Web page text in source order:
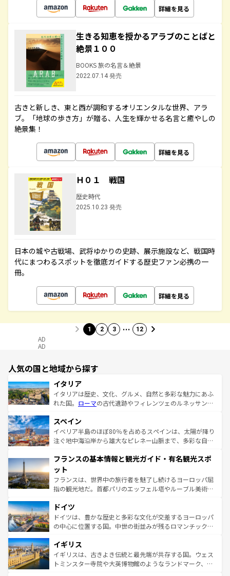
詳細を見る
生きる知恵を授かるアラブのことばと
絶景１００
BOOKS 旅の名言＆絶景
2022.07.14 発売
古きと新しき、東と西が調和するオリエンタルな世界、アラ
ブ。「地球の歩き方」が贈る、人生を輝かせる名言と癒やしの
絶景集！
詳細を見る
Ｈ０１ 戦国
歴史時代
2025.10.23 発売
日本の城や古戦場、武将ゆかりの史跡、展示施設など、戦国時
代にまつわるスポットを徹底ガイドする歴史ファン必携の一
冊。
詳細を見る
1 2 3 … 12
AD
AD
人気の国と地域から探す
イタリア
イタリアは歴史、文化、グルメ、自然と多彩な魅力にあふ
れた国。 ローマの古代遺跡やフィレンツェのルネッサンス
ろん、トスカーナの美しい田園風景やアマルフィ海岸の絶
景など、自然景観も見逃せない。観光の合間には、本場の
ピザやパスタなど、絶品のイタリア料理を堪能することも
ませてくれるイタリアで、忘れられない旅をしてみよう！
なお、新着のイタリア情報は
しい。
スペイン
イベリア半島のほぼ80％を占めるスペインは、太陽が降り
注ぐ地中海沿岸から雄大なピレネー山脈まで、多彩な自然
文化が根付くこの国では、情熱的なフラメンコ、熱気あふ
れる闘牛、そして美味しいタパスが生活の一部となってい
る。首都マドリードの洗練された雰囲気や、バルセロナの
アートに溢れた街角から、地方では古代ローマ遺跡や中世
せる。地方によって風土や気候が異なるスペインはその個
性で訪れる人を魅了する。 なお、新着のスペイン情報は コ
ンテンツ一覧を参照してほしい。
フランスの基本情報と観光ガイド・有名観光スポ
ット
フランスは、世界中の旅行者を魅了し続けるヨーロッパ屈
指の観光地だ。首都パリのエッフェル塔やルーブル美術館
で、幅広い魅力が詰まっている。華麗な宮殿、歴史的な大
聖堂、美しいビーチ、そして豊かな自然が、訪れる者を心
から魅了する。また、フランスは美食の国としても知ら
いる。シャンパンの発祥地であるランス、プロヴァンスの
香り高いラベンダー畑など、多彩な楽しみ方が可能だ。さ
らに、パリ以外の地域にも魅力が溢れており、どの街角に
ドイツ
ドイツは、豊かな歴史と多彩な文化が交差するヨーロッパ
の中心に位置する国。中世の街並みが残るロマンチック街
顔を持つこの国は、どこを歩いても飽きることがない。ベ
ルリンの文化的活気、バイエルン州のアルプスの絶景、そ
してライン川沿いのワイン畑といった風景は必見。ビール
イギリス
イギリスは、古きよき伝統と最先端が共存する国。ウェス
トミンスター寺院や大英博物館のようなランドマーク、歴